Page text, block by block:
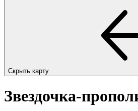
Скрыть карту
Звездочка-